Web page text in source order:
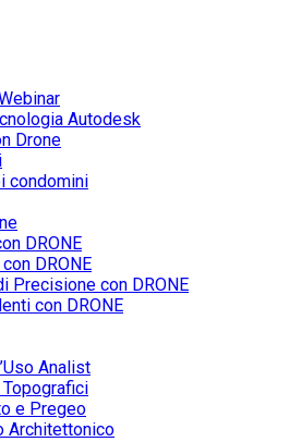
Autodesk
Drone
condomini
DRONE
DRONE
Precisione con DRONE
con DRONE
Analist
e Pregeo
Architettonico